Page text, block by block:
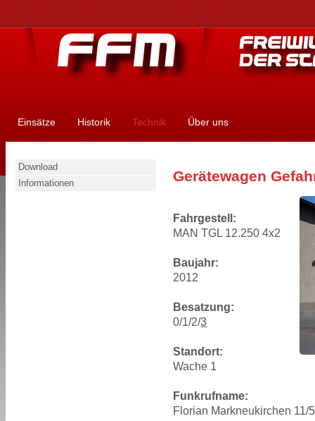
Einsätze Historik Technik Über uns
Download
Informationen
Gerätewagen
Fahrgestell:
MAN TGL 12.250 4x2
Baujahr:
2012
Besatzung:
0/1/2/3
Standort:
Wache 1
Funkrufname:
Florian Markneukirchen 11/